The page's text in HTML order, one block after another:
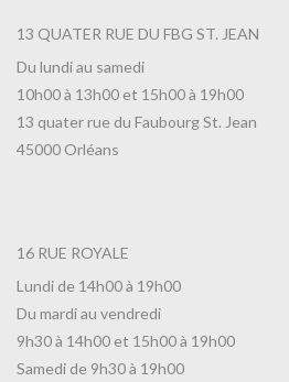
13 QUATER RUE DU FBG ST. JEAN
Du lundi au samedi
10h00 à 13h00 et 15h00 à 19h00
13 quater rue du Faubourg St. Jean
45000 Orléans
16 RUE ROYALE
Lundi de 14h00 à 19h00
Du mardi au vendredi
9h30 à 14h00 et 15h00 à 19h00
Samedi de 9h30 à 19h00